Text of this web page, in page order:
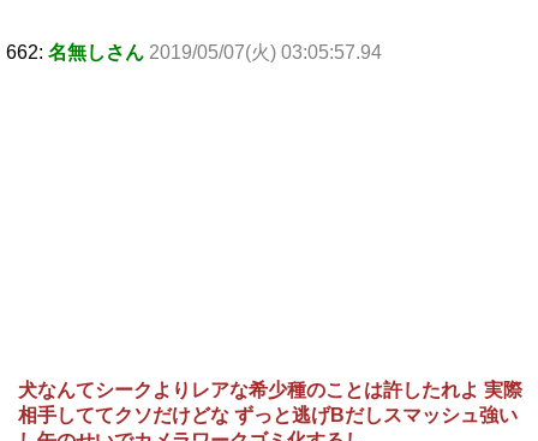
662: 名無しさん 2019/05/07(火) 03:05:57.94
犬なんてシークよりレアな希少種のことは許したれよ 実際
相手しててクソだけどな ずっと逃げBだしスマッシュ強い